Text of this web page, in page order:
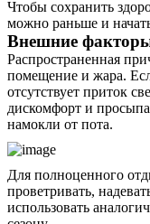
Чтобы сохранить
можно раньше и
Внешние
Распространенная
помещение и жара.
отсутствует приток
дискомфорт и
намокли от пота.
Для полноценного
проветривать,
использовать